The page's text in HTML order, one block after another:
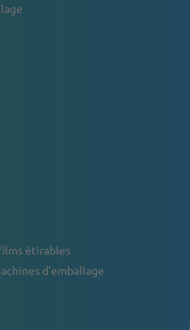
étirables
d’emballage